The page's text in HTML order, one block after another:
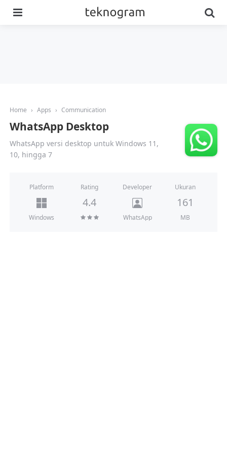
Home › Apps › Communication
WhatsApp Desktop
WhatsApp versi desktop untuk Windows 11,
10, hingga 7
Platform
Windows
Rating
4.4
Developer
WhatsApp
Ukuran
161
MB